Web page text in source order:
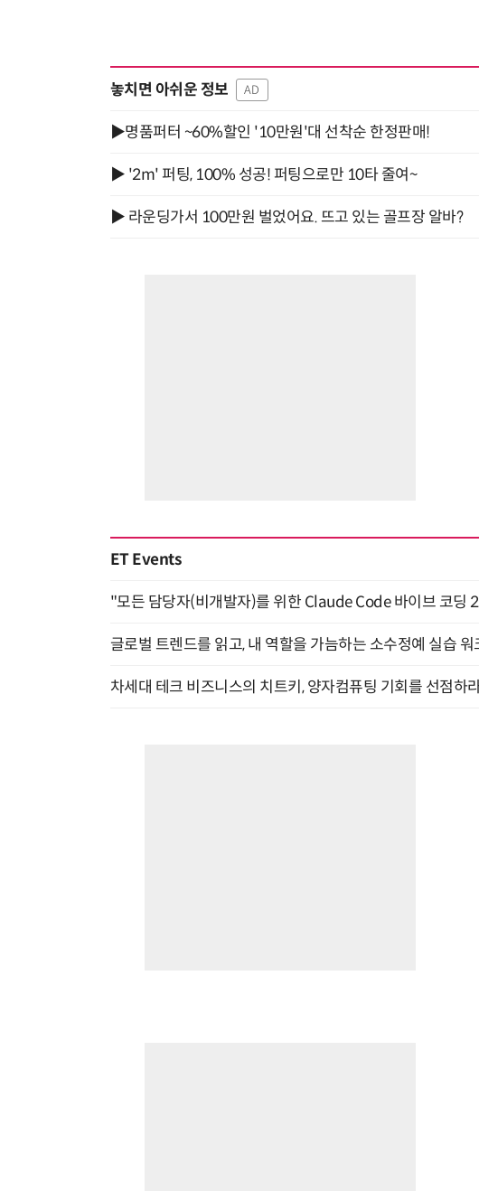
놓치면 아쉬운 정보 AD
▶명품퍼터 ~60%할인 '10만원'대 선착순 한정판매!
▶ '2m' 퍼팅, 100% 성공! 퍼팅으로만 10타 줄여~
▶ 라운딩가서 100만원 벌었어요. 뜨고 있는 골프장 알바?
ET Events
"모든 담당자(비개발자)를 위한 Claude Code 바이브 코딩
글로벌 트렌드를 읽고, 내 역할을 가늠하는 소수정예 실습
차세대 테크 비즈니스의 치트키, 양자컴퓨팅 기회를 선점하